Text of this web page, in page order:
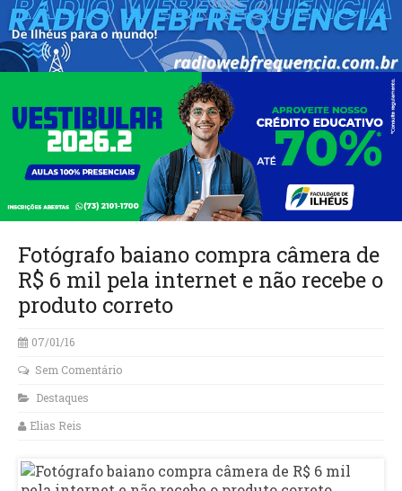
Fotógrafo baiano compra câmera de
R$ 6 mil pela internet e não recebe o
produto correto
07/01/16
Sem Comentário
Destaques
Elias Reis